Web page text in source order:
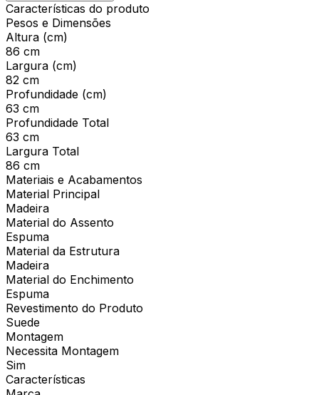
Características do produto
Pesos e Dimensões
Altura (cm)
86 cm
Largura (cm)
82 cm
Profundidade (cm)
63 cm
Profundidade Total
63 cm
Largura Total
86 cm
Materiais e Acabamentos
Material Principal
Madeira
Material do Assento
Espuma
Material da Estrutura
Madeira
Material do Enchimento
Espuma
Revestimento do Produto
Suede
Montagem
Necessita Montagem
Sim
Características